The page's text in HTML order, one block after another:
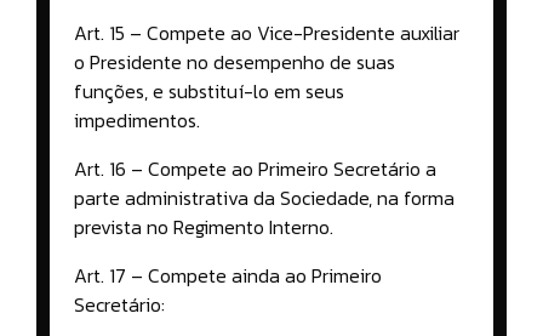
Art. 15 – Compete ao Vice-Presidente auxiliar
o Presidente no desempenho de suas
funções, e substituí-lo em seus
impedimentos.
Art. 16 – Compete ao Primeiro Secretário a
parte administrativa da Sociedade, na forma
prevista no Regimento Interno.
Art. 17 – Compete ainda ao Primeiro
Secretário: